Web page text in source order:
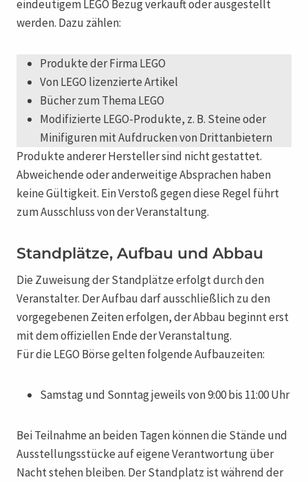
eindeutigem LEGO Bezug verkauft oder ausgestellt
werden. Dazu zählen:
Produkte der Firma LEGO
Von LEGO lizenzierte Artikel
Bücher zum Thema LEGO
Modifizierte LEGO-Produkte, z. B. Steine oder
Minifiguren mit Aufdrucken von Drittanbietern
Produkte anderer Hersteller sind nicht gestattet.
Abweichende oder anderweitige Absprachen haben
keine Gültigkeit. Ein Verstoß gegen diese Regel führt
zum Ausschluss von der Veranstaltung.
Standplätze, Aufbau und Abbau
Die Zuweisung der Standplätze erfolgt durch den
Veranstalter. Der Aufbau darf ausschließlich zu den
vorgegebenen Zeiten erfolgen, der Abbau beginnt erst
mit dem offiziellen Ende der Veranstaltung.
Für die LEGO Börse gelten folgende Aufbauzeiten:
Samstag und Sonntag jeweils von 9:00 bis 11:00 Uhr
Bei Teilnahme an beiden Tagen können die Stände und
Ausstellungsstücke auf eigene Verantwortung über
Nacht stehen bleiben. Der Standplatz ist während der